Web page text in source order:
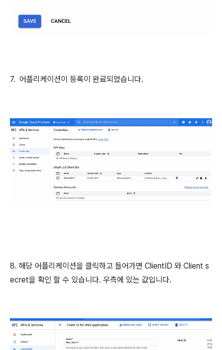
7. 어플리케이션이 등록이 완료되었습니다.
8. 해당 어플리케이션을 클릭하고 들어가면 ClientID 와 Client s
ecret을 확인 할 수 있습니다. 우측에 있는 값입니다.